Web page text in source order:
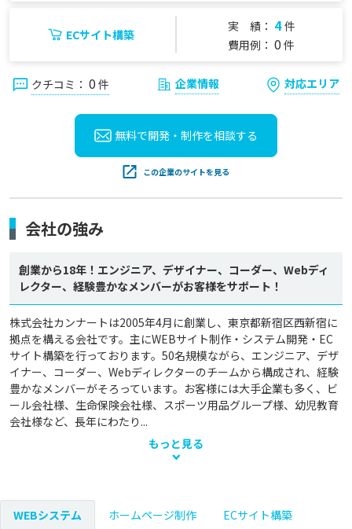
ECサイト構築
実 績： 4件
費用例： 0 件
クチコミ： 0 件 企業情報 対応エリア
無料で開発・制作を相談する
この企業のサイトを見る
会社の強み
創業から18年！エンジニア、デザイナー、コーダー、Webディ
レクター、経験豊かなメンバーがお客様をサポート！
株式会社カンナートは2005年4月に創業し、東京都新宿区西新宿に
拠点を構える会社です。主にWEBサイト制作・システム開発・EC
サイト構築を行っております。50名規模ながら、エンジニア、デザ
イナー、コーダー、Webディレクターのチームから構成され、経験
豊かなメンバーがそろっています。お客様には大手企業も多く、ビ
ール会社様、生命保険会社様、スポーツ用品グループ様、幼児教育
会社様など、長年にわたり...
もっと見る
WEBシステム ホームページ制作 ECサイト構築